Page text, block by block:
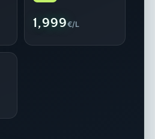
1,999€/L